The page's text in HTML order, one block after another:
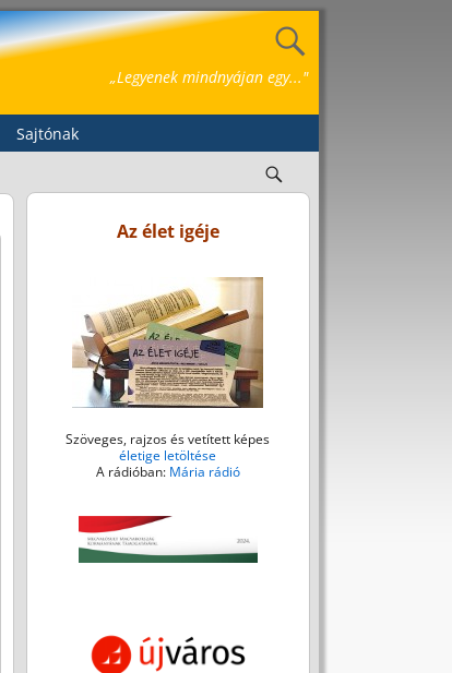
„Legyenek mindnyájan egy..."
Sajtónak
Az élet igéje
Szöveges, rajzos és vetített képes
életige letöltése
A rádióban: Mária rádió